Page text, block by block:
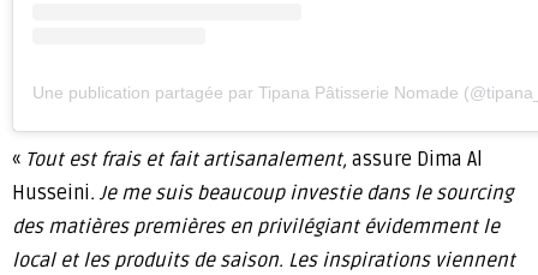
Une publication partagée par Tipana Pâtisserie Nomade
« Tout est frais et fait artisanalement, assure Dima Al
Husseini. Je me suis beaucoup investie dans le sourcing
des matières premières en privilégiant évidemment le
local et les produits de saison. Les inspirations viennent